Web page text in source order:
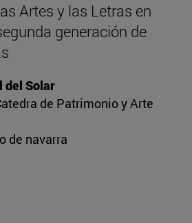
Artes y las Letras en
generación de
del Solar
de Patrimonio y Arte
de navarra